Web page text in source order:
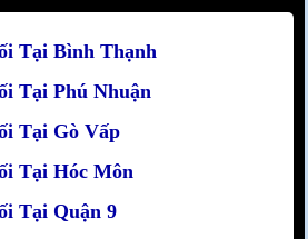
Tại Bình Thạnh
Tại Phú Nhuận
Tại Gò Vấp
Tại Hóc Môn
Tại Quận 9